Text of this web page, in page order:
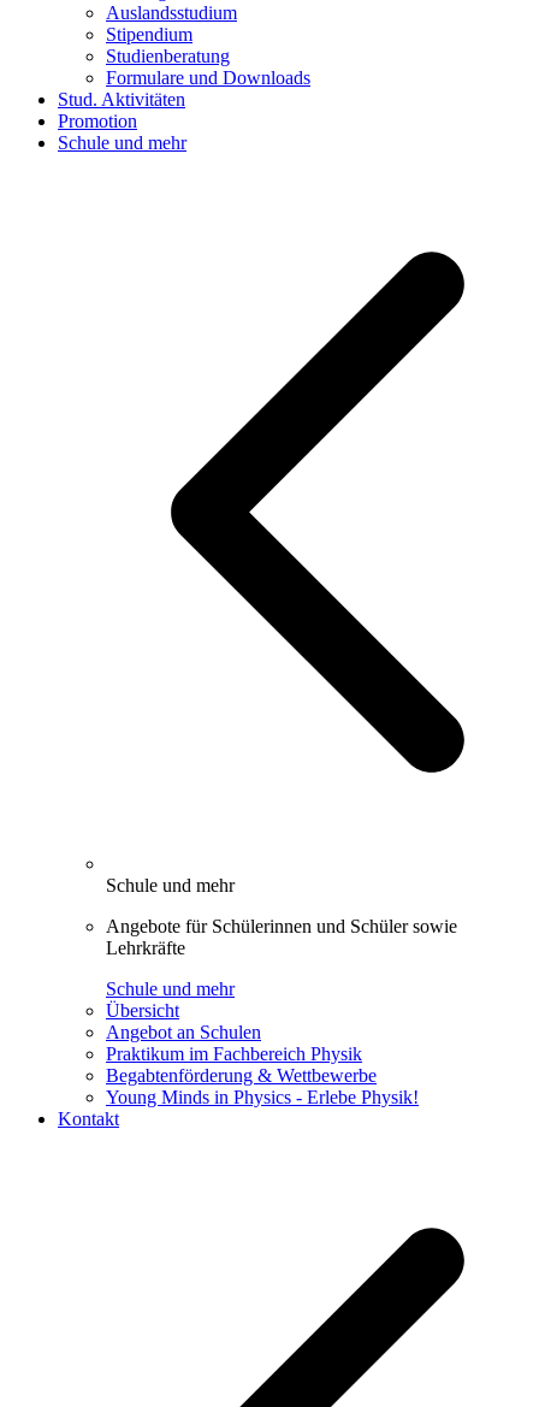
Auslandsstudium
Stipendium
Studienberatung
Formulare und Downloads
Stud. Aktivitäten
Promotion
Schule und mehr
Schule und mehr
Angebote für Schülerinnen und Schüler sowie
Lehrkräfte
Schule und mehr
Übersicht
Angebot an Schulen
Praktikum im Fachbereich Physik
Begabtenförderung & Wettbewerbe
Young Minds in Physics - Erlebe Physik!
Kontakt